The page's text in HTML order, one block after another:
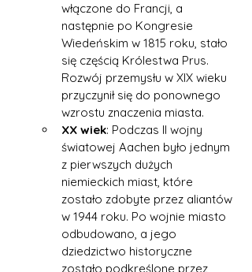
włączone do Francji, a
następnie po Kongresie
Wiedeńskim w 1815 roku, stało
się częścią Królestwa Prus.
Rozwój przemysłu w XIX wieku
przyczynił się do ponownego
wzrostu znaczenia miasta.
XX wiek: Podczas II wojny
światowej Aachen było jednym
z pierwszych dużych
niemieckich miast, które
zostało zdobyte przez aliantów
w 1944 roku. Po wojnie miasto
odbudowano, a jego
dziedzictwo historyczne
zostało podkreślone przez